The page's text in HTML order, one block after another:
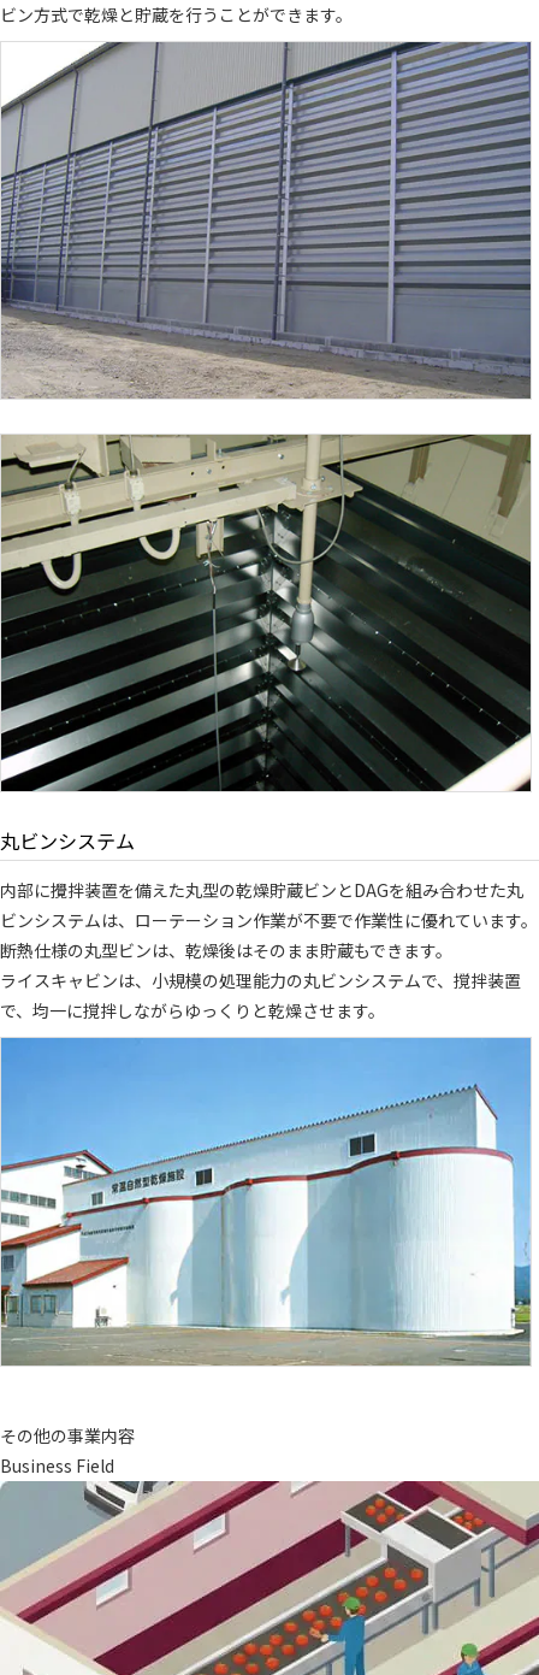
ビン方式で乾燥と貯蔵を行うことができます。
丸ビンシステム
内部に攪拌装置を備えた丸型の乾燥貯蔵ビンとDAGを組み合わせた丸
ビンシステムは、ローテーション作業が不要で作業性に優れています。
断熱仕様の丸型ビンは、乾燥後はそのまま貯蔵もできます。
ライスキャビンは、小規模の処理能力の丸ビンシステムで、撹拌装置
で、均一に撹拌しながらゆっくりと乾燥させます。
その他の事業内容
Business Field